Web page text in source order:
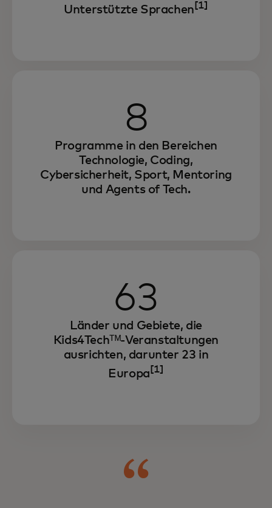
Unterstützte Sprachen [1]
8
Programme in den Bereichen
Technologie, Coding,
Cybersicherheit, Sport, Mentoring
und Agents of Tech.
63
Länder und Gebiete, die
Kids4Techᵀᴹ-Veranstaltungen
ausrichten, darunter 23 in
Europa [1]